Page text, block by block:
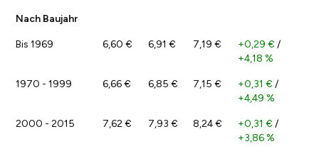
Nach Baujahr
Bis 1969 6,60 € 6,91 € 7,19 € +0,29 € /
+4,18 %
1970 - 1999 6,66 € 6,85 € 7,15 € +0,31 € /
+4,49 %
2000 - 2015 7,62 € 7,93 € 8,24 € +0,31 € /
+3,86 %